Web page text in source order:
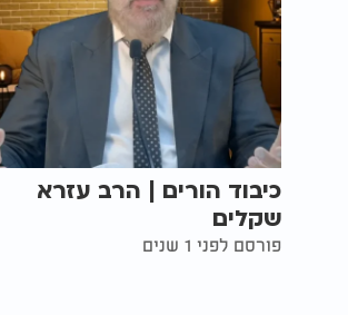
כיבוד הורים | הרב עזרא
שקלים
פורסם לפני 1 שנים